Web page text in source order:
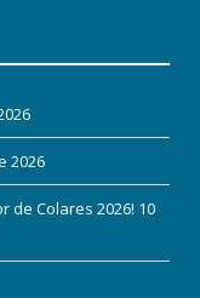
2026
de Colares 2026! 10